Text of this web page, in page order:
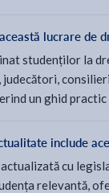
lucrare de
studenților la
un ghid practic
include
cu
relevantă,